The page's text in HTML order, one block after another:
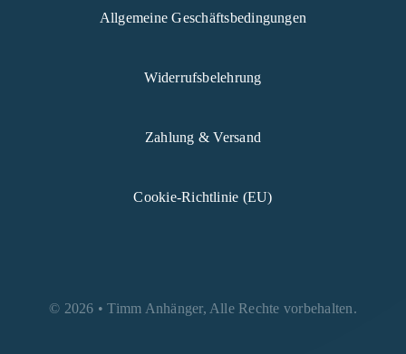
Allgemeine Geschäftsbedingungen
Widerrufsbelehrung
Zahlung & Versand
Cookie-Richtlinie (EU)
© 2026 • Timm Anhänger, Alle Rechte vorbehalten.